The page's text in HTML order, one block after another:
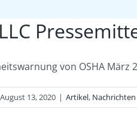
von OSHA März
August 13, 2020 | Artikel, Nachrichten